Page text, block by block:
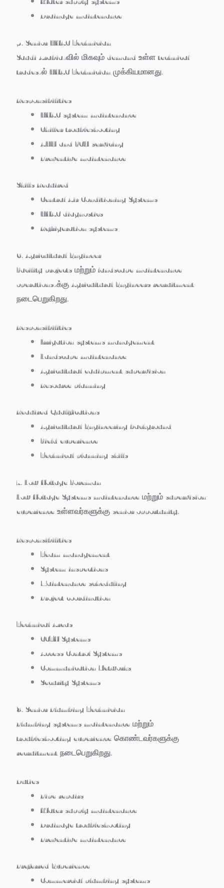
Drainage maintenance
5. Senior HVAC Technician
Saudi Arabia-வில் மிகவும் demand உள்ள technical
trades-ல் HVAC Technician முக்கியமானது.
Responsibilities
HVAC system maintenance
Chiller troubleshooting
AHU and FCU servicing
Preventive maintenance
Skills Required
Central Air Conditioning Systems
HVAC diagnostics
Refrigeration systems
6. Agricultural Engineer
Facility projects மற்றும் landscape maintenance
operations-க்கு Agricultural Engineers recruitment
நடைபெறுகிறது.
Responsibilities
Irrigation systems management
Landscape maintenance
Agricultural equipment supervision
Resource planning
Required Qualifications
Agricultural Engineering background
Field experience
Technical planning skills
7. Low Voltage Foreman
Low Voltage Systems maintenance மற்றும் supervision
experience உள்ளவர்களுக்கு senior opportunity.
Responsibilities
Team management
System inspections
Maintenance scheduling
Project coordination
Technical Areas
CCTV Systems
Access Control Systems
Communication Networks
Security Systems
8. Senior Plumbing Technician
Plumbing systems maintenance மற்றும்
troubleshooting experience கொண்டவர்களுக்கு
recruitment நடைபெறுகிறது.
Duties
Pipe repairs
Water supply maintenance
Drainage troubleshooting
Preventive maintenance
Preferred Experience
Commercial plumbing systems